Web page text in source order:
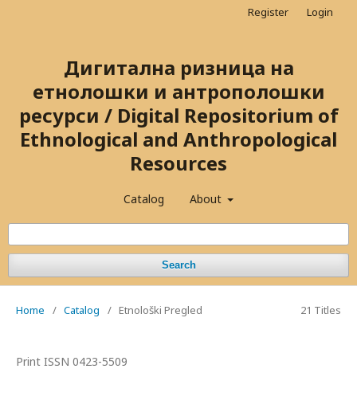
Дигитална ризница на
етнолошки и антрополошки
ресурси / Digital Repositorium of
Ethnological and Anthropological
Resources
Catalog About
Search
Register Login
Home / Catalog / Etnološki Pregled 21 Titles
Print ISSN 0423-5509